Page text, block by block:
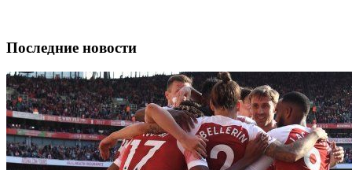
Последние новости